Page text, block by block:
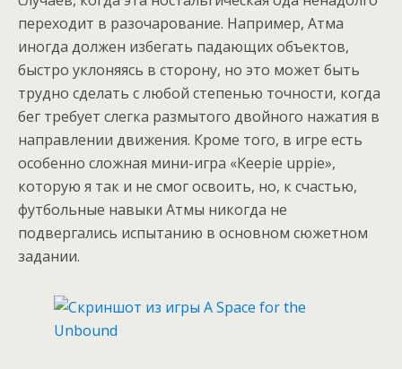
переходит в разочарование. Например, Атма
иногда должен избегать падающих объектов,
быстро уклоняясь в сторону, но это может быть
трудно сделать с любой степенью точности, когда
бег требует слегка размытого двойного нажатия в
направлении движения. Кроме того, в игре есть
особенно сложная мини-игра «Keepie uppie»,
которую я так и не смог освоить, но, к счастью,
футбольные навыки Атмы никогда не
подвергались испытанию в основном сюжетном
задании.